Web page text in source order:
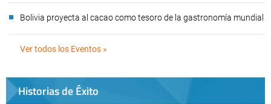
Bolivia proyecta al cacao como tesoro de la gastronomía mundial
Ver todos los Eventos »
Historias de Éxito